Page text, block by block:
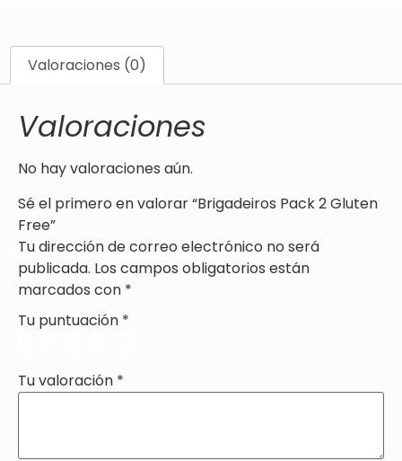
Valoraciones (0)
Valoraciones
No hay valoraciones aún.
Sé el primero en valorar “Brigadeiros Pack 2 Gluten
Free”
Tu dirección de correo electrónico no será
publicada. Los campos obligatorios están
marcados con *
Tu puntuación *
Tu valoración *